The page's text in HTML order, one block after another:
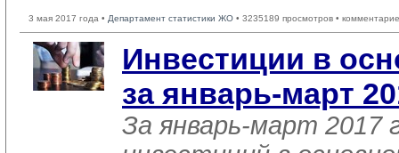
3 мая 2017 года • Департамент статистики ЖО • 3235189 просмотров •
Инвестиции в
за январь-март
За январь-март 2017